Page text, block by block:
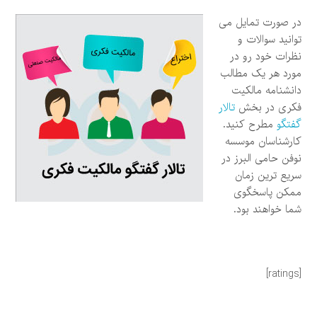
در صورت تمایل می
توانید سوالات و
نظرات خود رو در
مورد هر یک مطالب
دانشنامه مالکیت
فکری در بخشتالار
گفتگو مطرح کنید.
کارشناسان موسسه
نوفن حامی البرز در
سریع ترین زمان
ممکن پاسخگوی
شما خواهند بود.
[ratings]